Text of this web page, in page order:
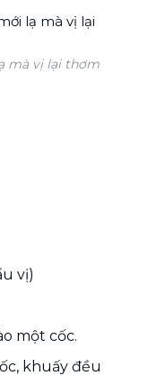
mà vị lại thơm
vị)
một cốc.
khuấy đều